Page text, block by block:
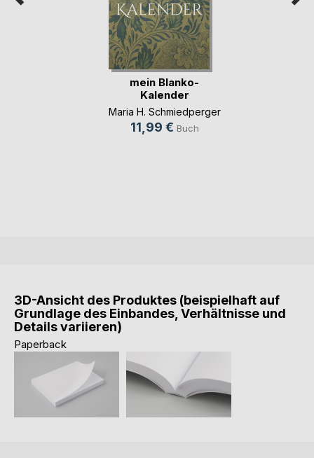
mein Blanko-
Kalender
Maria H. Schmiedperger
11,99 € Buch
3D-Ansicht des Produktes (beispielhaft auf
Grundlage des Einbandes, Verhältnisse und
Details variieren)
Paperback